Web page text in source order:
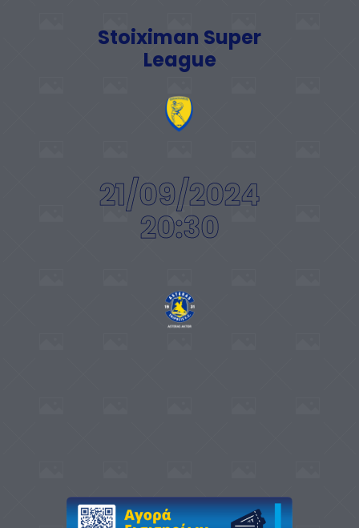
Stoiximan Super
League
21/09/2024
20:30